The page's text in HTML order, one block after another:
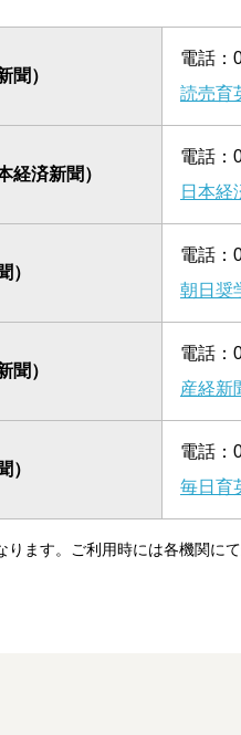
聞）
電話：
読売育
経済新聞）
電話：
日本経
）
電話：
朝日奨
聞）
電話：
産経新
）
電話：
毎日育
ます。ご利用時には各機関に